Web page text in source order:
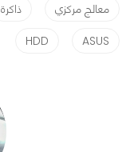
معالج مركزي
ذاكرة
ASUS
HDD